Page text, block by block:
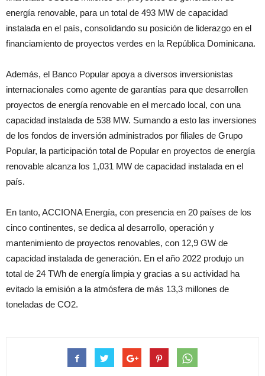
energía renovable, para un total de 493 MW de capacidad
instalada en el país, consolidando su posición de liderazgo en el
financiamiento de proyectos verdes en la República Dominicana.
Además, el Banco Popular apoya a diversos inversionistas
internacionales como agente de garantías para que desarrollen
proyectos de energía renovable en el mercado local, con una
capacidad instalada de 538 MW. Sumando a esto las inversiones
de los fondos de inversión administrados por filiales de Grupo
Popular, la participación total de Popular en proyectos de energía
renovable alcanza los 1,031 MW de capacidad instalada en el
país.
En tanto, ACCIONA Energía, con presencia en 20 países de los
cinco continentes, se dedica al desarrollo, operación y
mantenimiento de proyectos renovables, con 12,9 GW de
capacidad instalada de generación. En el año 2022 produjo un
total de 24 TWh de energía limpia y gracias a su actividad ha
evitado la emisión a la atmósfera de más 13,3 millones de
toneladas de CO2.